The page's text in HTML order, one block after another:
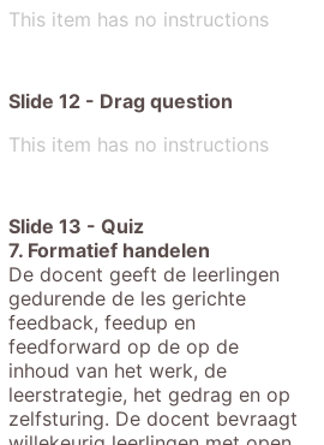
This item has no instructions
Slide 12 - Drag question
This item has no instructions
Slide 13 - Quiz
7. Formatief handelen
De docent geeft de leerlingen
gedurende de les gerichte
feedback, feedup en
feedforward op de op de
inhoud van het werk, de
leerstrategie, het gedrag en op
zelfsturing. De docent bevraagt